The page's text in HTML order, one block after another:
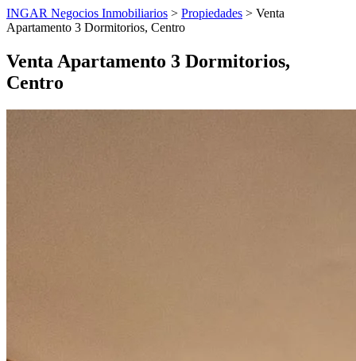
INGAR Negocios Inmobiliarios > Propiedades > Venta
Apartamento 3 Dormitorios, Centro
Venta Apartamento 3 Dormitorios,
Centro